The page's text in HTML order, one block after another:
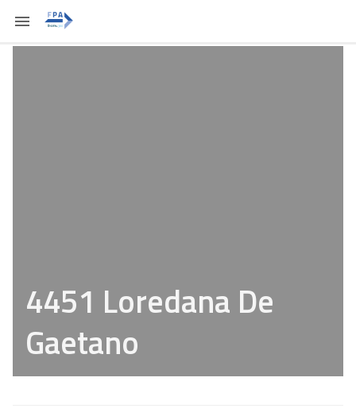
4451 Loredana De
Gaetano